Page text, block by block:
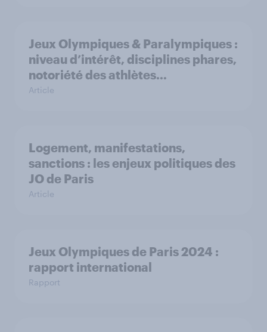
Jeux Olympiques & Paralympiques :
niveau d’intérêt, disciplines phares,
notoriété des athlètes…
Article
Logement, manifestations,
sanctions : les enjeux politiques des
JO de Paris
Article
Jeux Olympiques de Paris 2024 :
rapport international
Rapport